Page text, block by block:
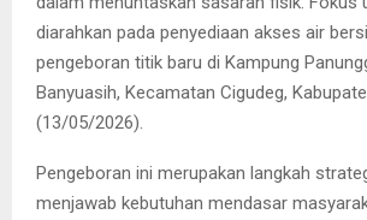
diarahkan pada penyediaan akses air
pengeboran titik baru di Kampung
Banyuasih, Kecamatan Cigudeg,
(13/05/2026).
​Pengeboran ini merupakan langkah
menjawab kebutuhan mendasar